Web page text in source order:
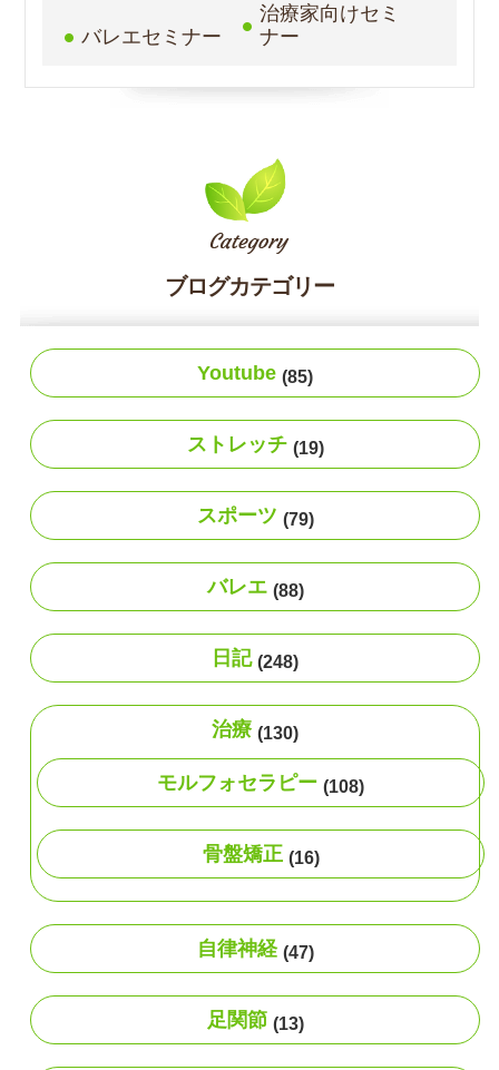
バレエセミナー
治療家向けセミ
ナー
ブログカテゴリー
Youtube (85)
ストレッチ (19)
スポーツ (79)
バレエ (88)
日記 (248)
治療 (130)
モルフォセラピー (108)
骨盤矯正 (16)
自律神経 (47)
足関節 (13)